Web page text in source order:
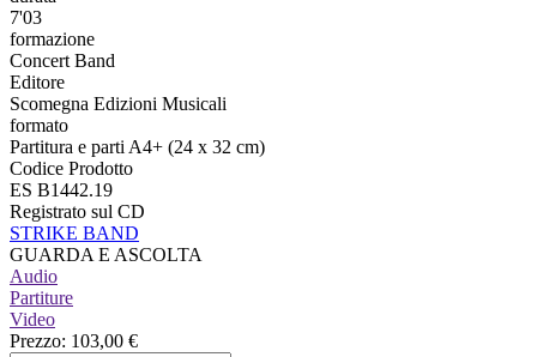
7'03
formazione
Concert Band
Editore
Scomegna Edizioni Musicali
formato
Partitura e parti A4+ (24 x 32 cm)
Codice Prodotto
ES B1442.19
Registrato sul CD
STRIKE BAND
GUARDA E ASCOLTA
Audio
Partiture
Video
Prezzo: 103,00 €